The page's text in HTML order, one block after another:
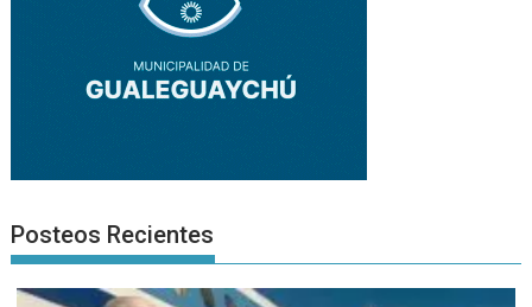
Posteos Recientes